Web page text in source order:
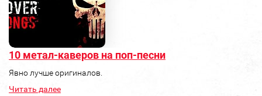
10 метал-каверов на поп-песни
Явно лучше оригиналов.
Читать далее